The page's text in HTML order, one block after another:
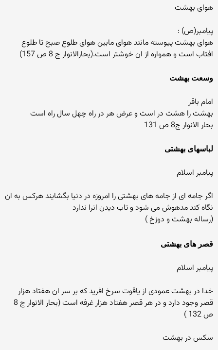
هوای بهشت
پیامبر(ص) :
هوای بهشت پیوسته مانند هوای مابین هوای طلوع صبح تا طلوع
افتاب است و همواره از ان خوشتر است.(بحارالانوار ج 8 ص 157)
وسعت بهشت
امام باقر
بهشت را هشت در است و عرض هر در راه چهل سال راه است
بحار الانوار ج8 ص 131
لباسهای بهشتی
پیامبر اسلام
اگر جامه ای از جامه های بهشتی را امروزه در دنیا بگشایند هركس به ان
نگاه كند مدهوش می شود و تاب دیدن انرا ندارد
(رساله بهشت و دوزخ )
قصر های بهشتی
پیامبر اسلام
خدا در بهشت عمودی از یاقوت سرخ افرید كه بر سر ان هفتاد هزار
قصر وجود دارد و در هر قصر هفتاد هزار غرفه است (بحار الانوار ج 8
ص 132 )
سكس در بهشت